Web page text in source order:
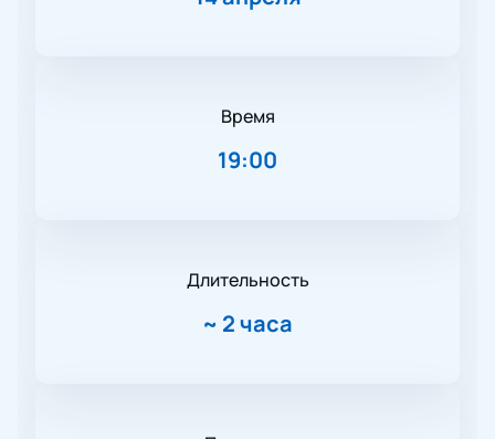
Время
19:00
Длительность
~ 2 часа